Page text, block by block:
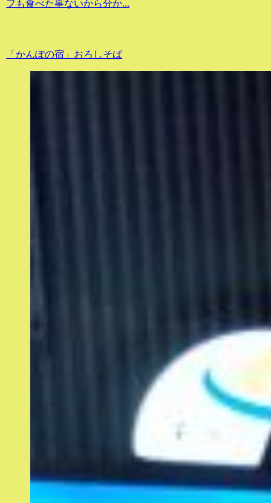
フも食べた事ないから分か...
「かんぽの宿」おろしそば